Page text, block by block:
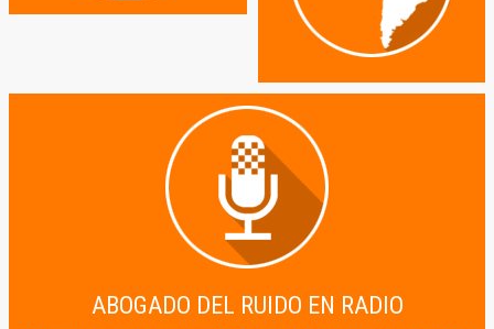
ABOGADO DEL RUIDO EN RADIO